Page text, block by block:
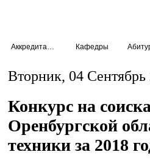
Кафедры
Вторник, 04 Сентябрь
Конкурс на
Оренбургской
техники за 2018